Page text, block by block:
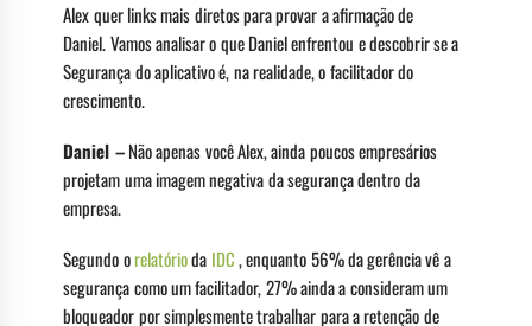
Alex quer links mais diretos para provar a afirmação de
Daniel. Vamos analisar o que Daniel enfrentou e descobrir se a
Segurança do aplicativo é, na realidade, o facilitador do
crescimento.
Daniel –Não apenas você Alex, ainda poucos empresários
projetam uma imagem negativa da segurança dentro da
empresa.
Segundo orelatórioda IDC, enquanto 56% da gerência vê a
segurança como um facilitador, 27% ainda a consideram um
bloqueador por simplesmente trabalhar para a retenção de